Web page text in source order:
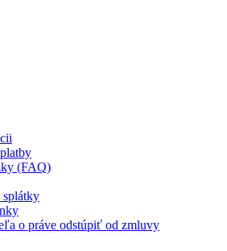
(FAQ)
splátky
o práve odstúpiť od zmluvy